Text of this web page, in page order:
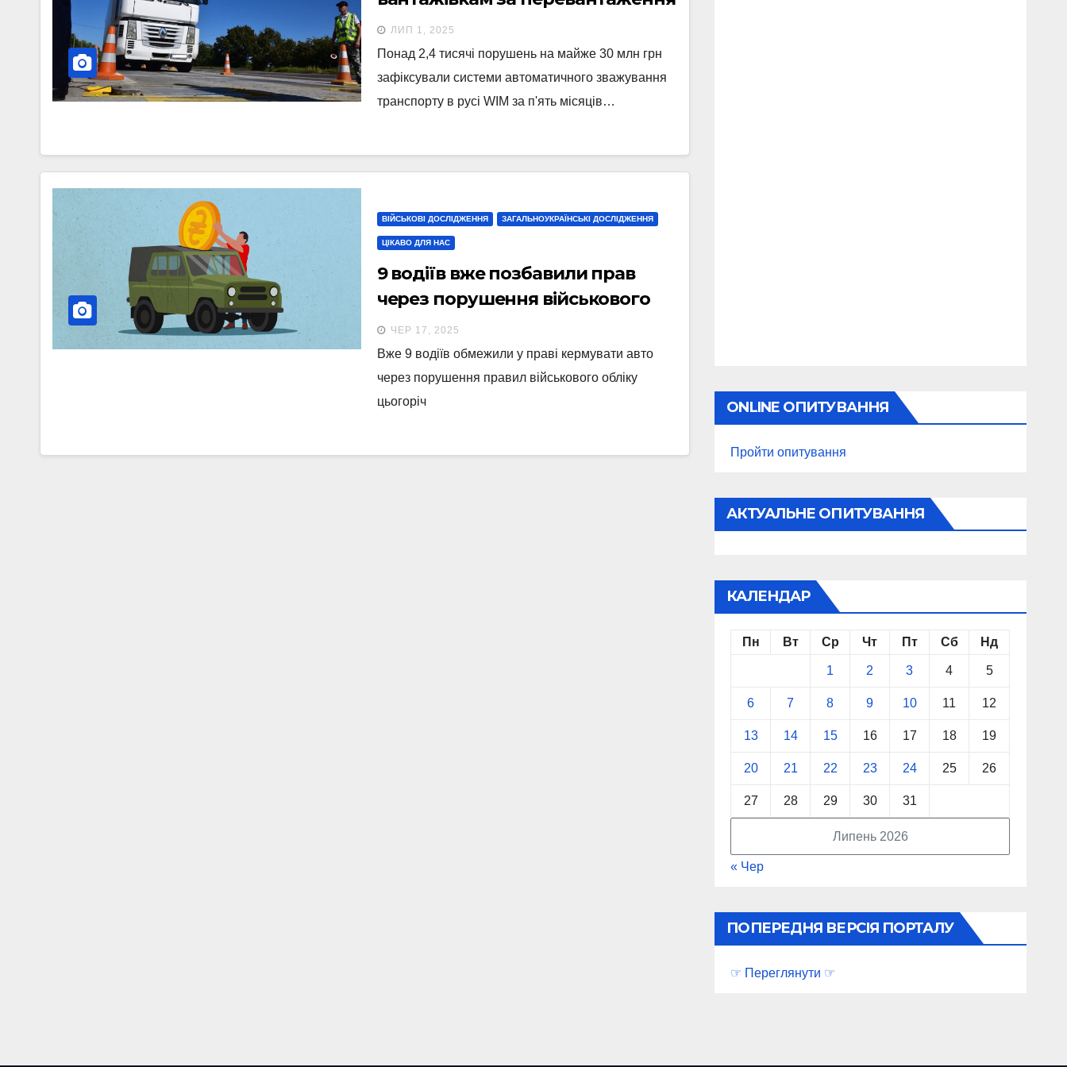
у 2025
ЛИП 1, 2025
Понад 2,4 тисячі порушень на майже 30 млн грн
зафіксували системи автоматичного зважування
транспорту в русі WIM за п'ять місяців…
ВІЙСЬКОВІ ДОСЛІДЖЕННЯ ЗАГАЛЬНОУКРАЇНСЬКІ ДОСЛІДЖЕННЯ
ЦІКАВО ДЛЯ НАС
9 водіїв вже позбавили прав
через порушення військового
обліку цьогоріч
ЧЕР 17, 2025
Вже 9 водіїв обмежили у праві кермувати авто
через порушення правил військового обліку
цьогоріч
ONLINE ОПИТУВАННЯ
Пройти опитування
АКТУАЛЬНЕ ОПИТУВАННЯ
КАЛЕНДАР
Липень 2026
Пн Вт Ср Чт Пт Сб Нд
1 2 3 4 5
6 7 8 9 10 11 12
13 14 15 16 17 18 19
20 21 22 23 24 25 26
27 28 29 30 31
« Чер
ПОПЕРЕДНЯ ВЕРСІЯ ПОРТАЛУ
☞ Переглянути ☞